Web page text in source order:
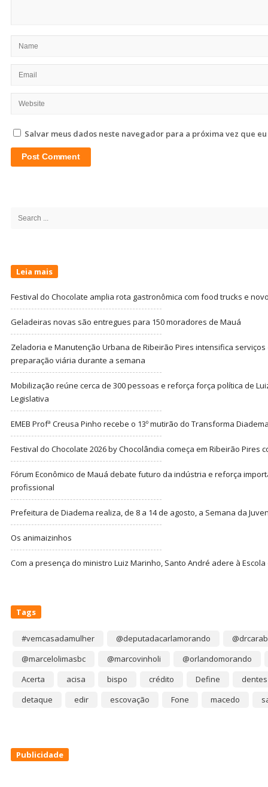
Salvar meus dados neste navegador para a próxima vez que
Leia mais
Festival do Chocolate amplia rota gastronômica com food trucks e
Geladeiras novas são entregues para 150 moradores de Mauá
Zeladoria e Manutenção Urbana de Ribeirão Pires intensifica
preparação viária durante a semana
Mobilização reúne cerca de 300 pessoas e reforça força política de
Legislativa
EMEB Profª Creusa Pinho recebe o 13º mutirão do Transforma
Festival do Chocolate 2026 by Chocolândia começa em Ribeirão Pires
Fórum Econômico de Mauá debate futuro da indústria e reforça
profissional
Prefeitura de Diadema realiza, de 8 a 14 de agosto, a Semana da
Os animaizinhos
Com a presença do ministro Luiz Marinho, Santo André adere à
Tags
#vemcasadamulher @deputadacarlamorando
@marcelolimasbc
@marcovinholi
@orlandomorando
Acerta
acisa bispo crédito Define
dentes
detaque
edir escovação Fone macedo
Publicidade